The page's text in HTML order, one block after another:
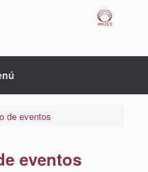
de eventos
eventos